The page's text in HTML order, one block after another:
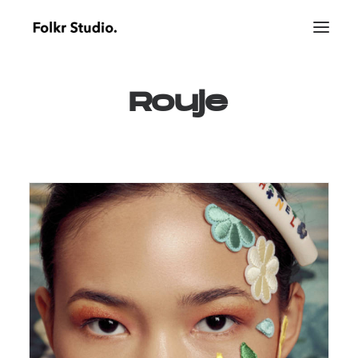
Rouje